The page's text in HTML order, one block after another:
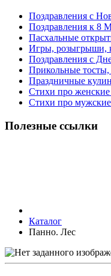
Поздравления с
Поздравления к 8
Пасхальные
Игры, розыгрыши,
Поздравления с
Прикольные тосты,
Праздничные
Стихи про
Стихи про
Полезные ссылки
Каталог
Панно. Лес